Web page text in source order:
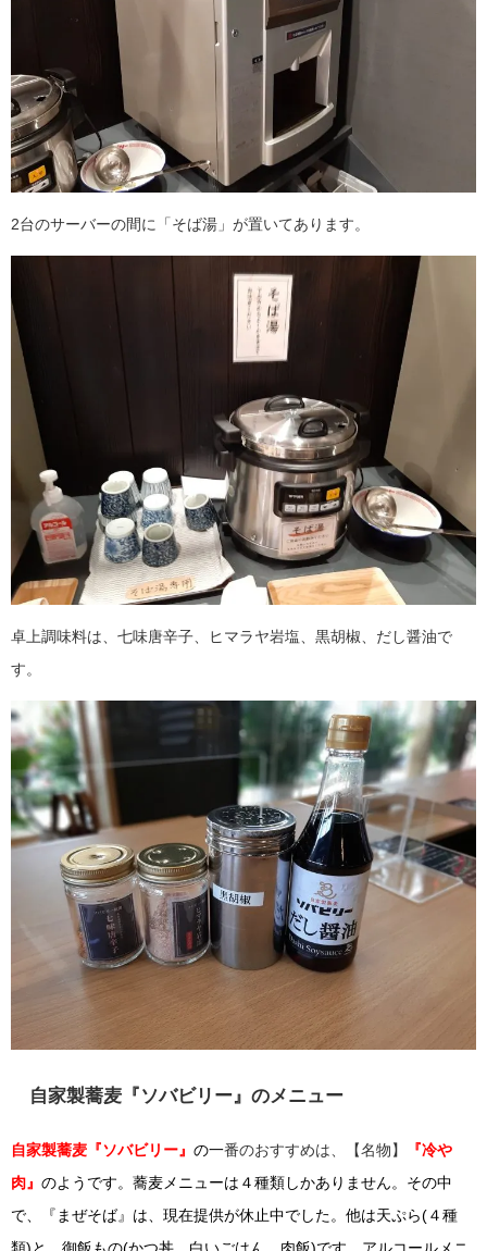
2台のサーバーの間に「そば湯」が置いてあります。
卓上調味料は、七味唐辛子、ヒマラヤ岩塩、黒胡椒、だし醤油で
す。
自家製蕎麦『ソバビリー』のメニュー
自家製蕎麦『ソバビリー』 の一番のおすすめは、【名物】 『冷や
肉』 のようです。蕎麦メニューは４種類しかありません。その中
で、『まぜそば』は、現在提供が休止中でした。他は天ぷら(４種
類)と、御飯もの(かつ丼、白いごはん、肉飯)です。アルコールメニ